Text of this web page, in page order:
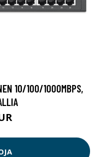
10/100/1000MBPS,